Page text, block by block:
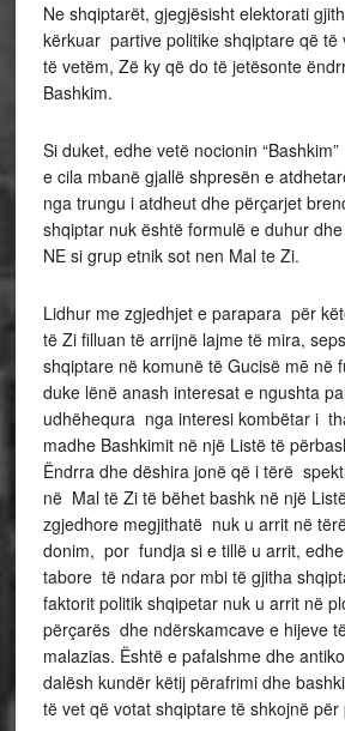
Ne shqiptarët, gjegjësisht elektorati
kërkuar partive politike shqiptare që të
të vetëm, Zë ky që do të jetësonte
Bashkim.
Si duket, edhe vetë nocionin
e cila mbanë gjallë shpresën e
nga trungu i atdheut dhe përçarjet
shqiptar nuk është formulë e duhur
NE si grup etnik sot nen Mal te Zi.
Lidhur me zgjedhjet e parapara për
të Zi filluan të arrijnë lajme të mira,
shqiptare në komunë të Gucisë mē në
duke lënë anash interesat e ngushta
udhëhequra nga interesi kombëtar i
madhe Bashkimit në një Listë të
Ëndrra dhe dëshira jonë që i tërë
në Mal të Zi të bëhet bashk në një
zgjedhore megjithatë nuk u arrit në
donim, por fundja si e tillë u arrit,
tabore të ndara por mbi të gjitha
faktorit politik shqipetar nuk u arrit në
përçarës dhe ndërskamcave e hijeve
malazias. Është e pafalshme dhe
dalësh kundër këtij përafrimi dhe
të vet që votat shqiptare të shkojnë